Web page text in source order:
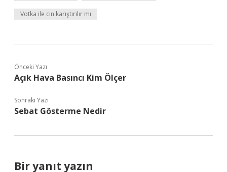
Votka ile cin karıştırılır mı
Önceki Yazı
Açık Hava Basıncı Kim Ölçer
Sonraki Yazı
Sebat Gösterme Nedir
Bir yanıt yazın